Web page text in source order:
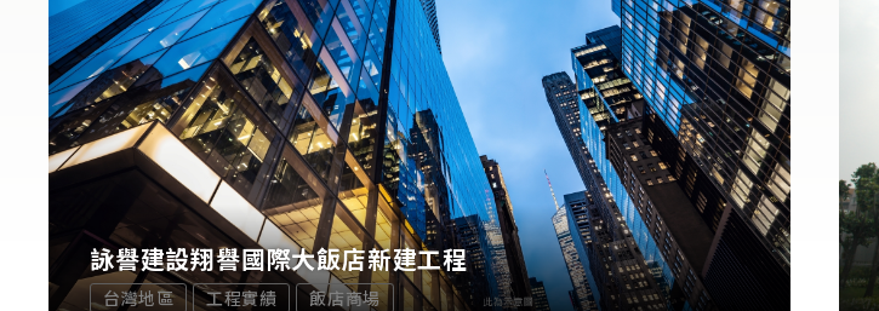
詠譽建設翔譽國際大飯店新建工程
台灣地區 工程實績 飯店商場